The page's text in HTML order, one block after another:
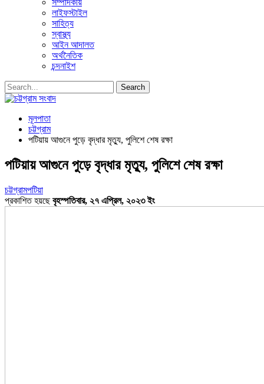
সম্পাদকীয়
লাইফস্টাইল
সাহিত্য
স্বাস্থ্য
আইন আদালত
অর্থনৈতিক
চন্দনাইশ
মূলপাতা
চট্টগ্রাম
পটিয়ায় আগুনে পুড়ে বৃদ্ধার মৃত্যু, পুলিশে শেষ রক্ষা
পটিয়ায় আগুনে পুড়ে বৃদ্ধার মৃত্যু, পুলিশে শেষ রক্ষা
চট্টগ্রামপটিয়া
প্রকাশিত হয়ছেবৃহস্পতিবার, ২৭ এপ্রিল, ২০২৩ ইং